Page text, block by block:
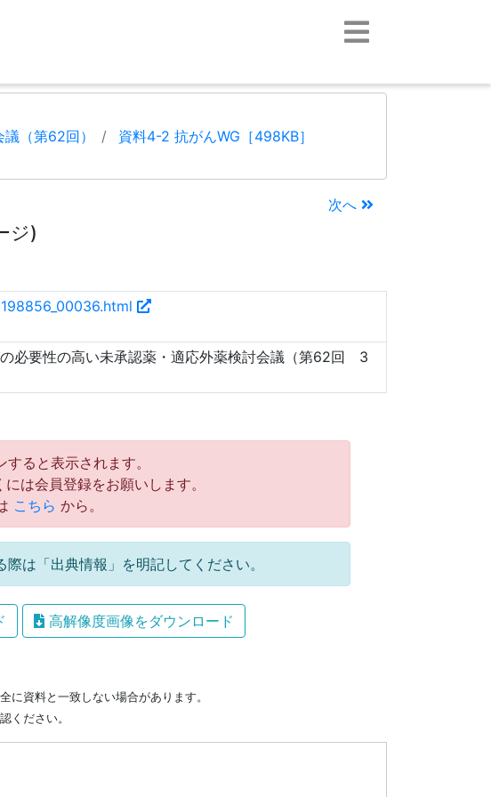
（第62回）
資料4-2 抗がんWG［498KB］
次へ
ジ)
必要性の高い未承認薬・適応外薬検討会議（第62回 3
ると表示されます。
は会員登録をお願いします。
こちら から。
は「出典情報」を明記してください。
高解像度画像をダウンロード
に資料と一致しない場合があります。
ください。